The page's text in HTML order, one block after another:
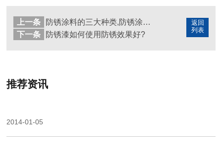
返回
列表
上一条
防锈涂料的三大种类,防锈涂料的组成成分
下一条
防锈漆如何使用防锈效果好?
推荐资讯
2014-01-05